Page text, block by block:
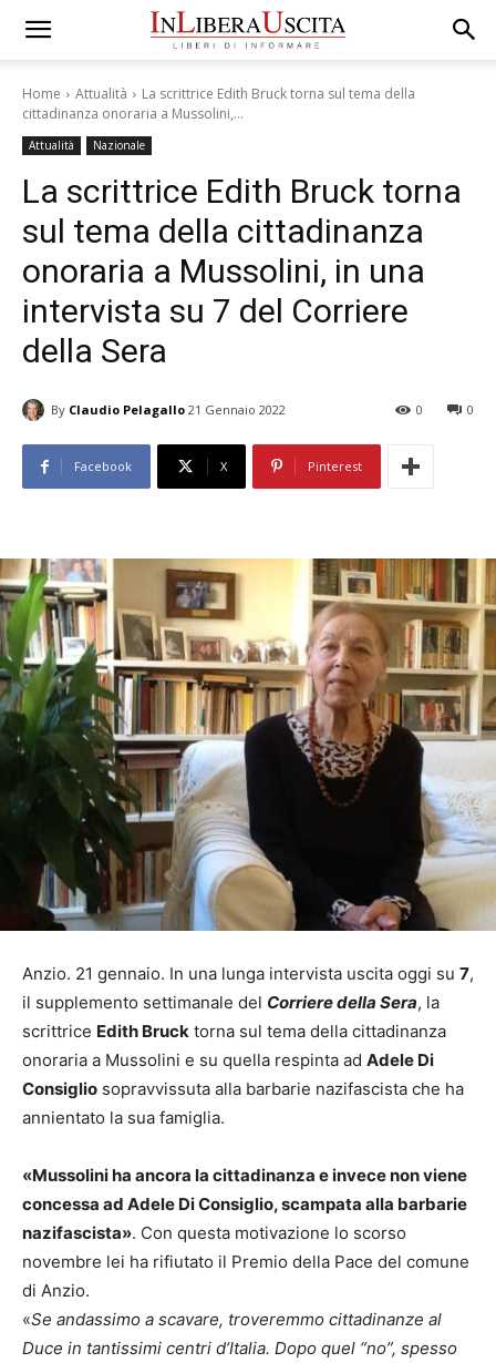
Home Attualità
La scrittrice Edith Bruck torna sul tema della
cittadinanza onoraria a Mussolini,...
Attualità Nazionale
La scrittrice Edith Bruck torna
sul tema della cittadinanza
onoraria a Mussolini, in una
intervista su 7 del Corriere
della Sera
By Claudio Pelagallo 21 Gennaio 2022 0
0
Facebook X Pinterest
Anzio. 21 gennaio. In una lunga intervista uscita oggi su 7,
il supplemento settimanale del Corriere della Sera, la
scrittrice Edith Bruck torna sul tema della cittadinanza
onoraria a Mussolini e su quella respinta ad Adele Di
Consiglio sopravvissuta alla barbarie nazifascista che ha
annientato la sua famiglia.
«Mussolini ha ancora la cittadinanza e invece non viene
concessa ad Adele Di Consiglio, scampata alla barbarie
nazifascista». Con questa motivazione lo scorso
novembre lei ha rifiutato il Premio della Pace del comune
di Anzio.
«Se andassimo a scavare, troveremmo cittadinanze al
Duce in tantissimi centri d’Italia. Dopo quel “no”, spesso